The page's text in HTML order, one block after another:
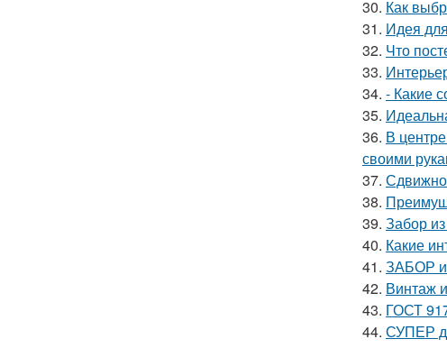
30. Как
31. Идея
32. Что
33.
34. - Какие
35.
36. В
своими
37.
38.
39. Забор
40. Какие
41. ЗАБОР
42. Винтаж
43. ГОСТ
44. СУПЕР